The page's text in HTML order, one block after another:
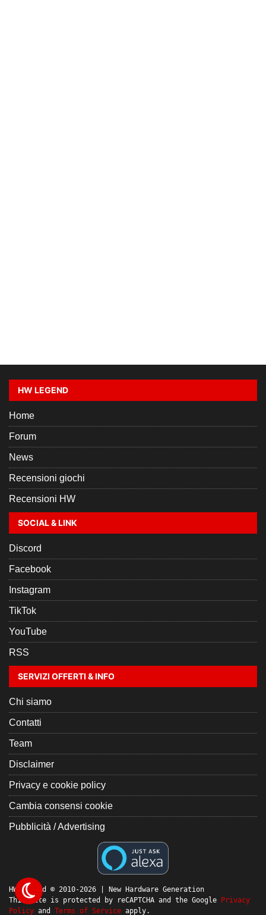
HW LEGEND
Home
Forum
News
Recensioni giochi
Recensioni HW
SOCIAL & LINK
Discord
Facebook
Instagram
TikTok
YouTube
RSS
SERVIZI OFFERTI & INFO
Chi siamo
Contatti
Team
Disclaimer
Privacy e cookie policy
Cambia consensi cookie
Pubblicità / Advertising
HW Legend © 2010-2026 | New Hardware Generation
This site is protected by reCAPTCHA and the Google
Privacy
Policy and Terms of Service apply.